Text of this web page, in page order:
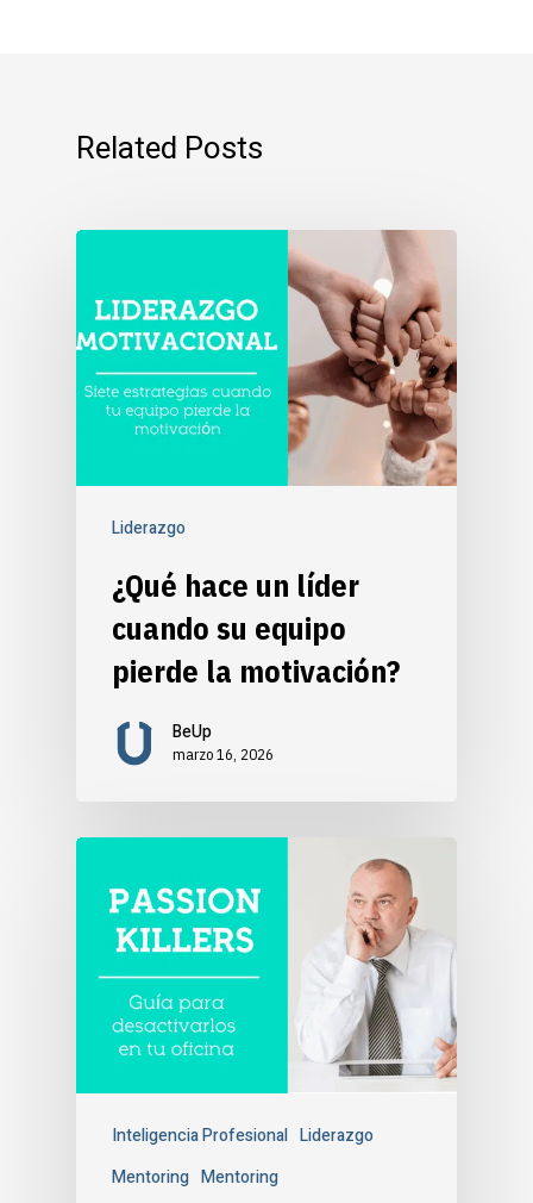
Related Posts
Liderazgo
¿Qué hace un líder
cuando su equipo
pierde la motivación?
BeUp
marzo 16, 2026
Inteligencia Profesional Liderazgo
Mentoring Mentoring